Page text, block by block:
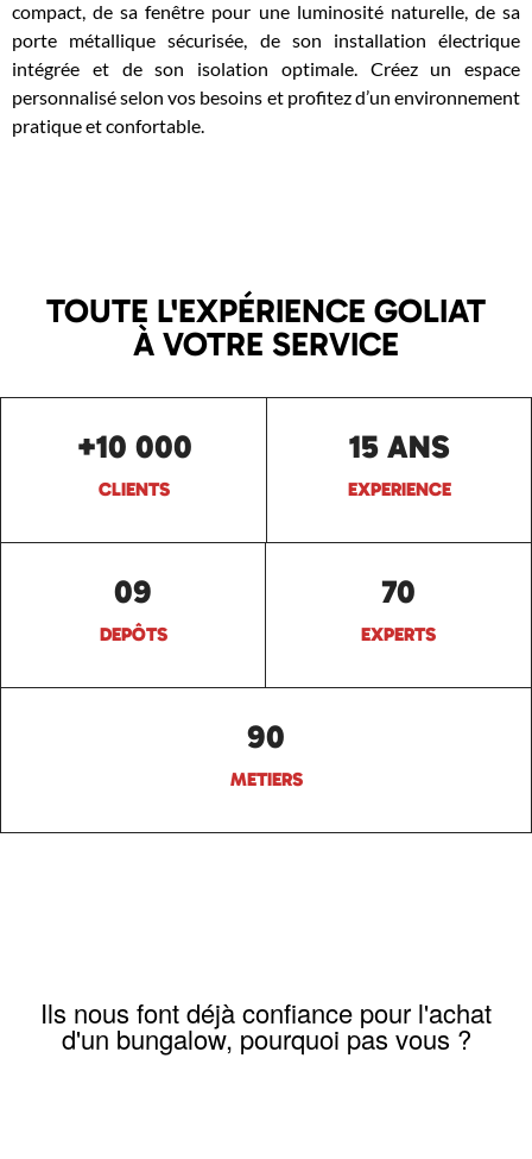
compact, de sa fenêtre pour une luminosité naturelle, de sa
porte métallique sécurisée, de son installation électrique
intégrée et de son isolation optimale. Créez un espace
personnalisé selon vos besoins et profitez d’un environnement
pratique et confortable.
TOUTE L'EXPÉRIENCE GOLIAT
À VOTRE SERVICE
+10 000
CLIENTS
15 ANS
EXPERIENCE
09
DEPÔTS
70
EXPERTS
90
METIERS
Ils nous font déjà confiance pour l'achat
d'un bungalow, pourquoi pas vous ?